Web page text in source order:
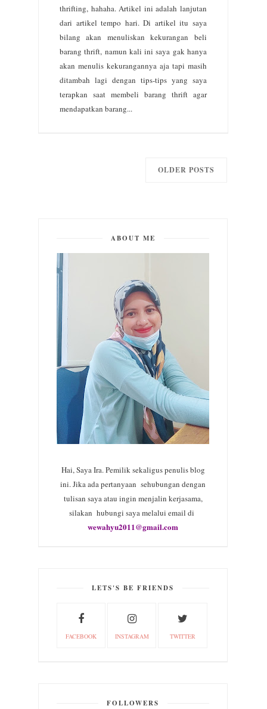
thrifting, hahaha. Artikel ini adalah lanjutan
dari artikel tempo hari. Di artikel itu saya
bilang akan menuliskan kekurangan beli
barang thrift, namun kali ini saya gak hanya
akan menulis kekurangannya aja tapi masih
ditambah lagi dengan tips-tips yang saya
terapkan saat membeli barang thrift agar
mendapatkan barang...
OLDER POSTS
ABOUT ME
Hai, Saya Ira. Pemilik sekaligus penulis blog
ini. Jika ada pertanyaan sehubungan dengan
tulisan saya atau ingin menjalin kerjasama,
silakan hubungi saya melalui email di
wewahyu2011@gmail.com
LETS'S BE FRIENDS
FACEBOOK INSTAGRAM TWITTER
FOLLOWERS